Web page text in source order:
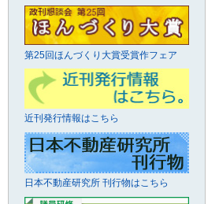
第25回ほんづくり大賞受賞作フェア
近刊発行情報はこちら
日本不動産研究所 刊行物はこちら